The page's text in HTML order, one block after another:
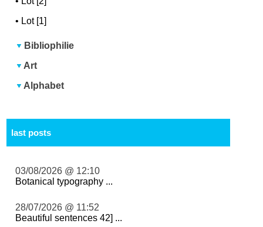
• Lot [1]
Bibliophilie
Art
Alphabet
last posts
03/08/2026 @ 12:10
Botanical typography ...
28/07/2026 @ 11:52
Beautiful sentences 42] ...